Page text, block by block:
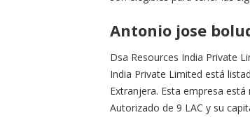
Antonio jose
Dsa Resources India Private
India Private Limited está
Extranjera. Esta empresa
Autorizado de 9 LAC y su